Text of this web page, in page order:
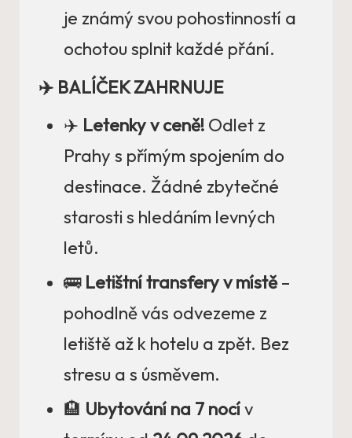
je známý svou pohostinností a
ochotou splnit každé přání.
✈️ BALÍČEK ZAHRNUJE
✈️ Letenky v ceně! Odlet z
Prahy s přímým spojením do
destinace. Žádné zbytečné
starosti s hledáním levných
letů.
🚌 Letištní transfery v místě–
pohodlně vás odvezeme z
letiště až k hotelu a zpět. Bez
stresu a s úsměvem.
🏨 Ubytování na 7 nocív